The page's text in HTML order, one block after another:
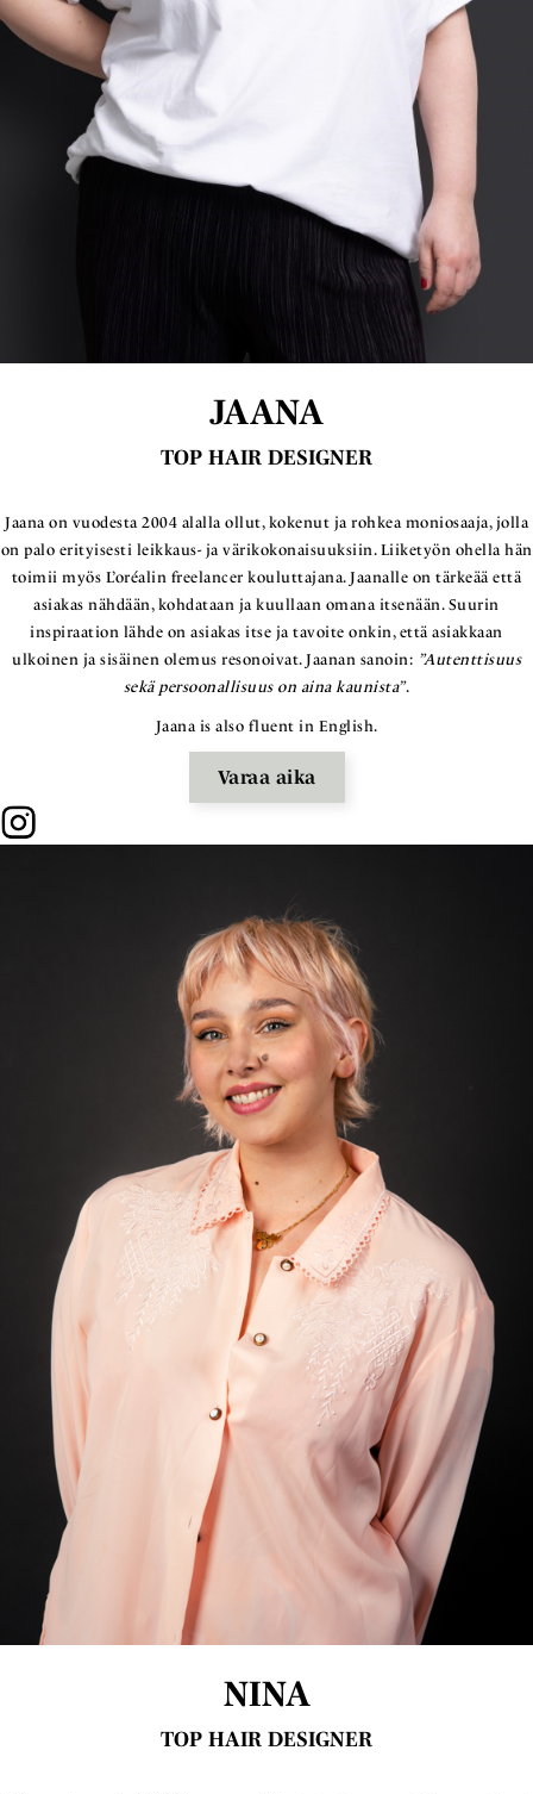
JAANA
TOP HAIR DESIGNER
Jaana on vuodesta 2004 alalla ollut, kokenut ja rohkea moniosaaja, jolla
on palo erityisesti leikkaus- ja värikokonaisuuksiin. Liiketyön ohella hän
toimii myös L’oréalin freelancer kouluttajana. Jaanalle on tärkeää että
asiakas nähdään, kohdataan ja kuullaan omana itsenään. Suurin
inspiraation lähde on asiakas itse ja tavoite onkin, että asiakkaan
ulkoinen ja sisäinen olemus resonoivat. Jaanan sanoin: ”Autenttisuus
sekä persoonallisuus on aina kaunista”.
Jaana is also fluent in English.
Varaa aika
NINA
TOP HAIR DESIGNER